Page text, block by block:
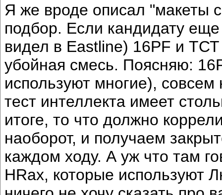
Я же вроде описал "макеты
подбор. Если кандидату
видел в Eastline) 16PF и
убойная смесь. Поясняю:
используют многие),
тест интеллекта имеет
итоге, то что должно
наоборот, и получаем
каждом ходу. А уж что там
HRах, которые используют